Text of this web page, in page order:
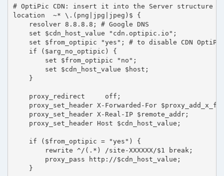
# OptiPic CDN: insert it into the Server structure
location  ~* \.(png|jpg|jpeg)$ {
    resolver 8.8.8.8; # Google DNS
    set $cdn_host_value "cdn.optipic.io";
set $from_optipic "yes"; # to disable CDN
    if ($arg_no_optipic) {
        set $from_optipic "no";
        set $cdn_host_value $host;
    }
    proxy_redirect     off;
proxy_set_header X-Forwarded-For
    proxy_set_header X-Real-IP $remote_addr;
    proxy_set_header Host $cdn_host_value;
    if ($from_optipic = "yes") {
        rewrite ^/(.*) /site-XXXXXX/$1 break;
        proxy_pass http://$cdn_host_value;
    }